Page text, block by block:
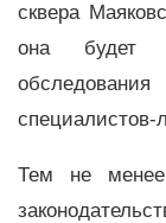
сквера
она будет
специалистов-
Тем не